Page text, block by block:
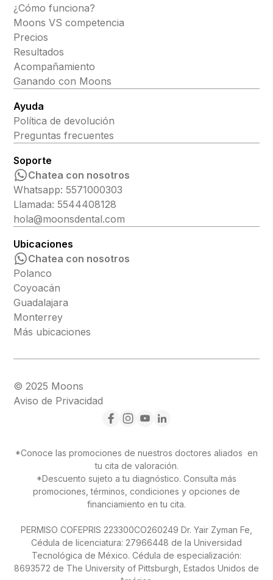
¿Cómo funciona?
Moons VS competencia
Precios
Resultados
Acompañamiento
Ganando con Moons
Ayuda
Política de devolución
Preguntas frecuentes
Soporte
Chatea con nosotros
Whatsapp: 5571000303
Llamada: 5544408128
hola@moonsdental.com
Ubicaciones
Chatea con nosotros
Polanco
Coyoacán
Guadalajara
Monterrey
Más ubicaciones
© 2025 Moons
Aviso de Privacidad
*Conoce las promociones de nuestros doctores aliados en
tu cita de valoración.
*Descuento sujeto a tu diagnóstico. Consulta más
promociones, términos, condiciones y opciones de
financiamiento en tu cita.
PERMISO COFEPRIS 223300CO260249 Dr. Yair Zyman Fe,
Cédula de licenciatura: 27966448 de la Universidad
Tecnológica de México. Cédula de especialización:
8693572 de The University of Pittsburgh, Estados Unidos de